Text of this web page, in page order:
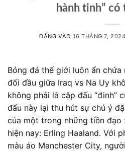
hành tinh” có
ĐĂNG VÀO16 THÁNG 7, 2024
Bóng đá thế giới luôn ẩn
đối đầu giữa Iraq vs Na Uy
không phải là cặp đấu “đinh”
đấu này lại thu hút sự chú ý
của một trong những tiền đạo
hiện nay: Erling Haaland. Với
màu áo Manchester City,